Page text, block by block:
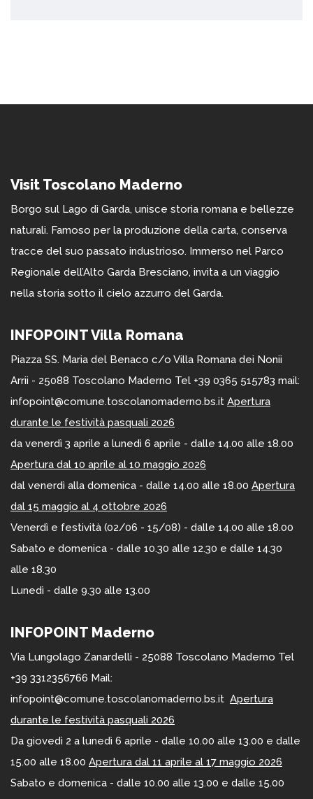
Visit Toscolano Maderno
Borgo sul Lago di Garda, unisce storia romana e bellezze
naturali. Famoso per la produzione della carta, conserva
tracce del suo passato industrioso. Immerso nel Parco
Regionale dell’Alto Garda Bresciano, invita a un viaggio
nella storia sotto il cielo azzurro del Garda.
INFOPOINT Villa Romana
Piazza SS. Maria del Benaco c/o Villa Romana dei Nonii
Arrii - 25088 Toscolano Maderno Tel +39 0365 515783 mail:
infopoint@comune.toscolanomaderno.bs.it Apertura
durante le festività pasquali 2026
da venerdì 3 aprile a lunedì 6 aprile - dalle 14.00 alle 18.00
Apertura dal 10 aprile al 10 maggio 2026
dal venerdì alla domenica - dalle 14.00 alle 18.00 Apertura
dal 15 maggio al 4 ottobre 2026
Venerdì e festività (02/06 - 15/08) - dalle 14.00 alle 18.00
Sabato e domenica - dalle 10.30 alle 12.30 e dalle 14.30
alle 18.30
Lunedì - dalle 9.30 alle 13.00
INFOPOINT Maderno
Via Lungolago Zanardelli - 25088 Toscolano Maderno Tel
+39 3312356766 Mail:
infopoint@comune.toscolanomaderno.bs.it Apertura
durante le festività pasquali 2026
Da giovedì 2 a lunedì 6 aprile - dalle 10.00 alle 13.00 e dalle
15.00 alle 18.00 Apertura dal 11 aprile al 17 maggio 2026
Sabato e domenica - dalle 10.00 alle 13.00 e dalle 15.00